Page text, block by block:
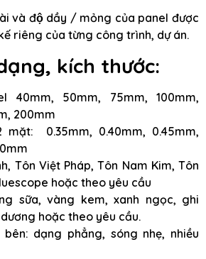
và độ dầy / mỏng của panel được
riêng của từng công trình, dự án.
kích thước:
40mm, 50mm, 75mm, 100mm,
200mm
0.35mm, 0.40mm, 0.45mm,
Tôn Việt Pháp, Tôn Nam Kim, Tôn
hoặc theo yêu cầu
sữa, vàng kem, xanh ngọc, ghi
hoặc theo yêu cầu.
dạng phẳng, sóng nhẹ, nhiều